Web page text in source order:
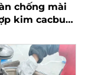
chống mài
kim cacbua